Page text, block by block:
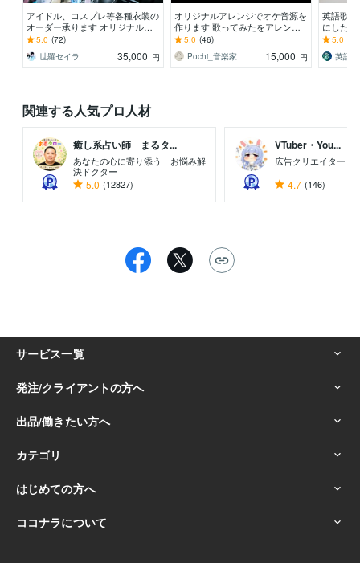
アイドル、コスプレ等各種衣装の
オーダー承ります オリジナルの
衣装が欲しい方からパーツ単体で
欲しい！という方も
5.0 (72)
世羅セイラ
35,000 円
オリジナルアレンジでオケ音源を
作ります 歌ってみたをアレンジ
で差別化。ミックス、マスタリン
グも対応可
5.0 (46)
Pochi_音楽家
15,000 円
英語歌
にした
5.0
英語
関連する人気プロ人材
癒し系占い師 まるタ...
あなたの心に寄り添う お悩み解
決ドクター
5.0 (12827)
VTuber・You...
広告クリエイター
4.7 (146)